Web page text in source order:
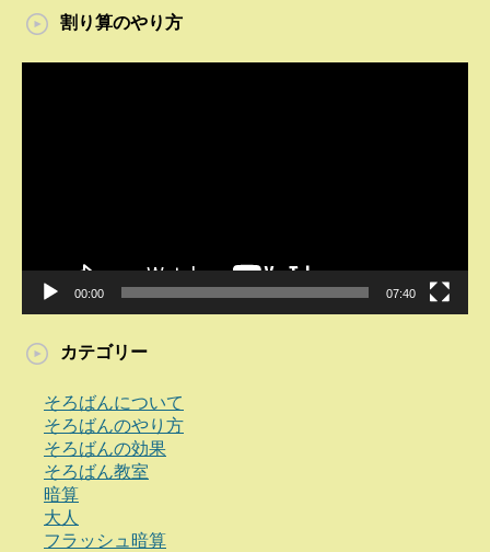
割り算のやり方
00:00 07:40
カテゴリー
そろばんについて
そろばんのやり方
そろばんの効果
そろばん教室
暗算
大人
フラッシュ暗算